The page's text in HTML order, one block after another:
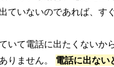
ていないのであれば、す
いて電話に出たくないか
りません。 電話に出ない